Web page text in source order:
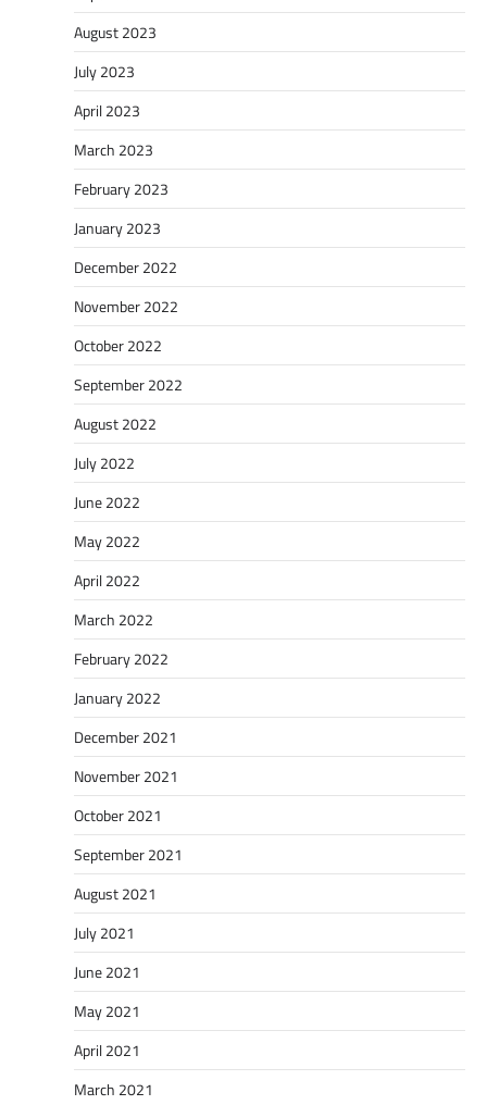
August 2023
July 2023
April 2023
March 2023
February 2023
January 2023
December 2022
November 2022
October 2022
September 2022
August 2022
July 2022
June 2022
May 2022
April 2022
March 2022
February 2022
January 2022
December 2021
November 2021
October 2021
September 2021
August 2021
July 2021
June 2021
May 2021
April 2021
March 2021